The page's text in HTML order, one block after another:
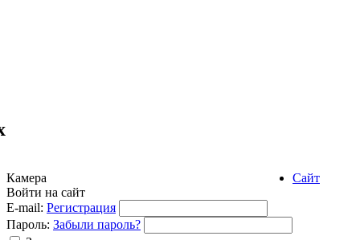
Камера
Войти на сайт
E-mail: Регистрация
Пароль: Забыли пароль?
Сайт